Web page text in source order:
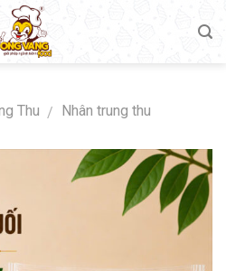
Thu / Nhân trung thu